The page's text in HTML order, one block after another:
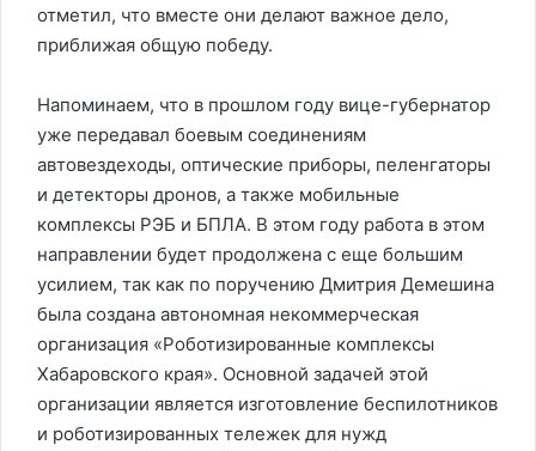
отметил, что вместе они делают важное дело,
приближая общую победу.
Напоминаем, что в прошлом году вице-губернатор
уже передавал боевым соединениям
автовездеходы, оптические приборы, пеленгаторы
и детекторы дронов, а также мобильные
комплексы РЭБ и БПЛА. В этом году работа в этом
направлении будет продолжена с еще большим
усилием, так как по поручению Дмитрия Демешина
была создана автономная некоммерческая
организация «Роботизированные комплексы
Хабаровского края». Основной задачей этой
организации является изготовление беспилотников
и роботизированных тележек для нужд